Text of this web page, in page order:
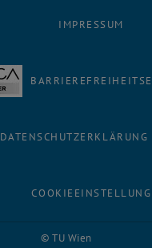
© TU Wien
IMPRESSUM
DATENSCHUTZERKLÄRUNG